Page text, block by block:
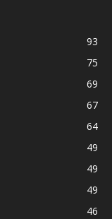
93
75
69
67
64
49
49
49
46